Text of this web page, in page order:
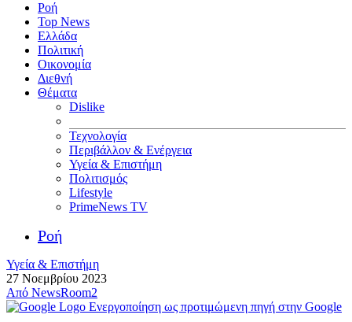
Ροή
Top News
Ελλάδα
Πολιτική
Οικονομία
Διεθνή
Θέματα
Dislike
Τεχνολογία
Περιβάλλον & Ενέργεια
Υγεία & Επιστήμη
Πολιτισμός
Lifestyle
PrimeNews TV
Ροή
Υγεία & Επιστήμη
27 Νοεμβρίου 2023
Από NewsRoom2
Ενεργοποίηση ως προτιμώμενη πηγή στην Google